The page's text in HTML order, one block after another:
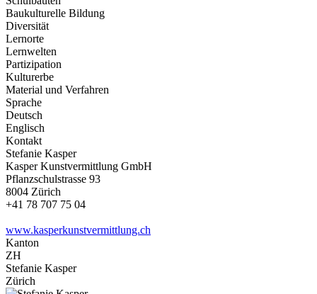
Baukulturelle Bildung
Diversität
Lernorte
Lernwelten
Partizipation
Kulturerbe
Material und Verfahren
Sprache
Deutsch
Englisch
Kontakt
Stefanie Kasper
Kasper Kunstvermittlung GmbH
Pflanzschulstrasse 93
8004 Zürich
+41 78 707 75 04
www.kasperkunstvermittlung.ch
Kanton
ZH
Stefanie Kasper
Zürich